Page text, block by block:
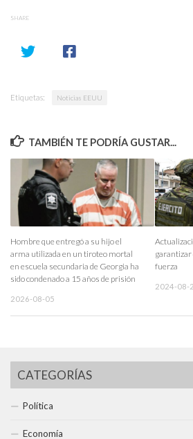
SHARE
Etiquetas: Noticias EEUU
TAMBIÉN TE PODRÍA GUSTAR...
Hombre que entregó a su hijo el
arma utilizada en un tiroteo mortal
en escuela secundaria de Georgia ha
sido condenado a 15 años de prisión
2026-08-05
garantizar
fuerza
2024-08-
CATEGORÍAS
Política
Economía